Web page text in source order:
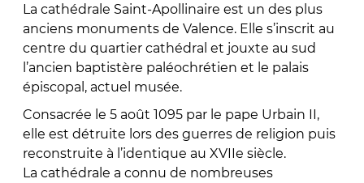
La cathédrale Saint-Apollinaire est un des plus
anciens monuments de Valence. Elle s’inscrit au
centre du quartier cathédral et jouxte au sud
l’ancien baptistère paléochrétien et le palais
épiscopal, actuel musée.
Consacrée le 5 août 1095 par le pape Urbain II,
elle est détruite lors des guerres de religion puis
reconstruite à l’identique au XVIIe siècle.
La cathédrale a connu de nombreuses